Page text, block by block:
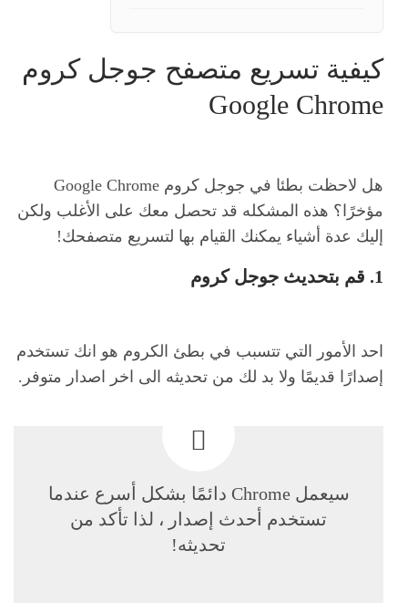
كيفية تسريع متصفح جوجل كروم
Google Chrome
هل لاحظت بطئا في جوجل كروم Google Chrome
مؤخرًا؟ هذه المشكله قد تحصل معك على الأغلب ولكن
إليك عدة أشياء يمكنك القيام بها لتسريع متصفحك!
1. قم بتحديث جوجل كروم
احد الأمور التي تتسبب في بطئ الكروم هو انك تستخدم
إصدارًا قديمًا ولا بد لك من تحديثه الى اخر اصدار متوفر.
سيعمل Chrome دائمًا بشكل أسرع عندما
تستخدم أحدث إصدار ، لذا تأكد من
تحديثه!